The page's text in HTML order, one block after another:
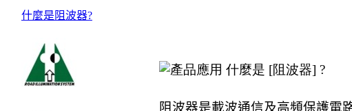
什麼是阻波器?
什麼是 [阻波器] ?
阻波器是載波通信及高頻保護電